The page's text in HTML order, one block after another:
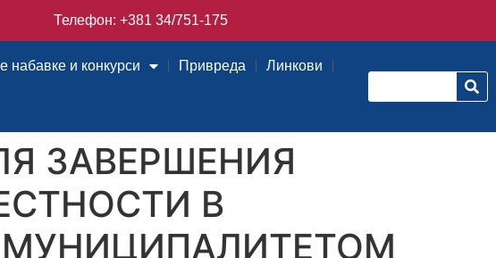
Телефон: +381 34/751-175
набавке и конкурси Привреда Линкови
ЗАВЕРШЕНИЯ
В